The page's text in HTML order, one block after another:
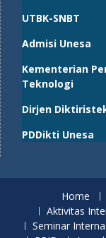
UTBK-SNBT
Admisi Unesa
Kementerian
Teknologi
Dirjen
PDDikti Unesa
Home
Aktivitas
Seminar